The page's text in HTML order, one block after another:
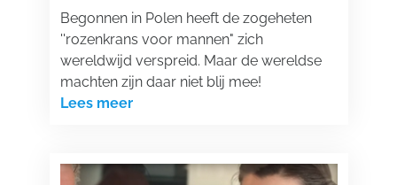
Begonnen in Polen heeft de zogeheten
''rozenkrans voor mannen" zich
wereldwijd verspreid. Maar de wereldse
machten zijn daar niet blij mee!
Lees meer